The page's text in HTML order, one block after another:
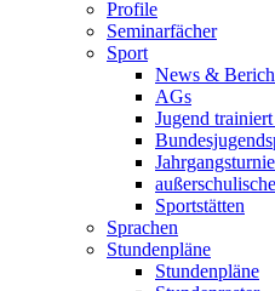
Profile
Seminarfächer
Sport
News &
AGs
Jugend
Sportstätten
Sprachen
Stundenpläne
Stundenpläne